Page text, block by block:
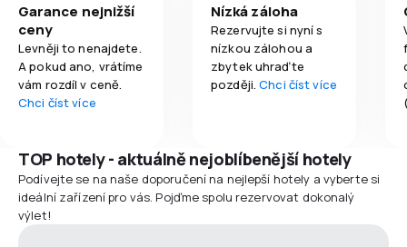
Garance nejnižší
ceny
Levněji to nenajdete.
A pokud ano, vrátíme
vám rozdíl v ceně.
Chci číst více
Nízká záloha
Rezervujte si nyní s
nízkou zálohou a
zbytek uhraďte
později.Chci číst více
TOP hotely - aktuálně nejoblíbenější hotely
Podívejte se na naše doporučení na nejlepší hotely a vyberte si
ideální zařízení pro vás. Pojďme spolu rezervovat dokonalý
výlet!